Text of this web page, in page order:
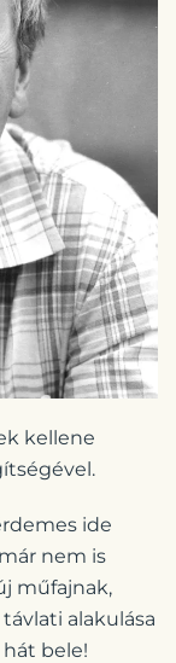
kellene
ide
nem is
műfajnak,
alakulása
bele!